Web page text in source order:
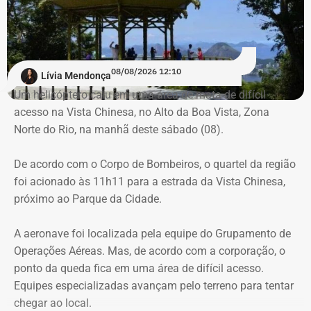
criança de 2 anos — Foto: Reprodução.
O pedido de Búzios à Justiça
Em caráter urgente, antes da apresentação da defesa das
empresas, a prefeitura solicitou:
Preservação integral dos registros dos nove perfis;
em combate a incêndios florestais também foram
mobilizados.
Para dar apoio às buscas do Corpo de Bombeiros, o
ICMBio informou que um pequeno e restrito trecho da
Estrada da Vista Chinesa, em frente ao pagode chinês da
Vista Chinesa, foi interditado. A Vista Chinesa fica dentro
do Parque Nacional da Tijuca
Lívia Mendonça08/08/2026 12:10
Um helicóptero caiu em uma área de mata de difícil
acesso na Vista Chinesa, no Alto da Boa Vista, Zona
Norte do Rio, na manhã deste sábado (08).
De acordo com o Corpo de Bombeiros, o quartel da região
foi acionado às 11h11 para a estrada da Vista Chinesa,
próximo ao Parque da Cidade.
A aeronave foi localizada pela equipe do Grupamento de
Operações Aéreas. Mas, de acordo com a corporação, o
ponto da queda fica em uma área de difícil acesso.
Equipes especializadas avançam pelo terreno para tentar
chegar ao local.